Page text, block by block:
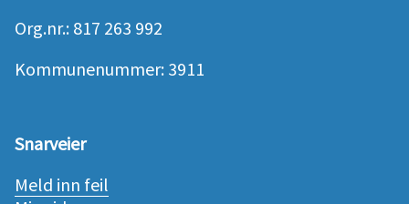
Org.nr.: 817 263 992
Kommunenummer: 3911
Snarveier
Meld inn feil